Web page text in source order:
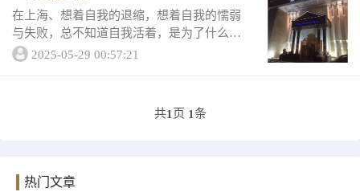
在上海、想着自我的退缩，想着自我的懦弱
与失败，总不知道自我活着，是为了什么，
人生难得几回搏，潇洒过一生，这是我做了
2025-05-29 00:57:21
共1 页 1条
热门文章